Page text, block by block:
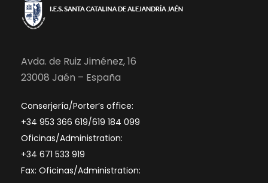
Avda. de Ruiz Jiménez, 16
23008 Jaén – España
Conserjería/Porter’s office:
+34 953 366 619/619 184 099
Oficinas/Administration:
+34 671 533 919
Fax: Oficinas/Administration: